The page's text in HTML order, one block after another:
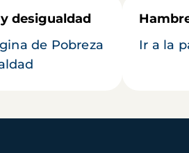
desigualdad
de Pobreza
Ir a la